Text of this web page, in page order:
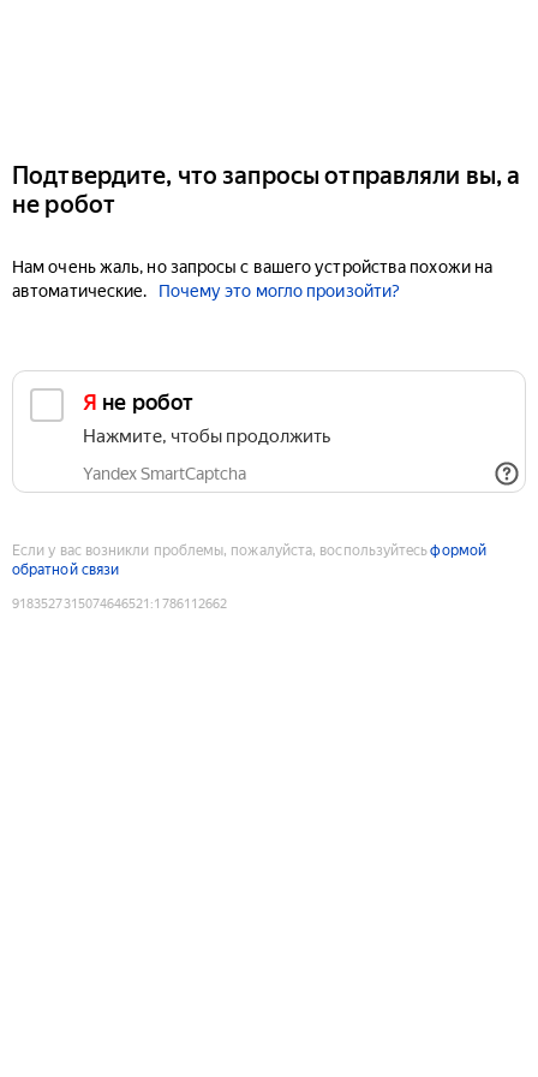
Подтвердите, что запросы отправляли вы, а
не робот
Нам очень жаль, но запросы с вашего устройства похожи на
автоматические.
Почему это могло произойти?
Я не робот
Нажмите, чтобы продолжить
Yandex SmartCaptcha
Если у вас возникли проблемы, пожалуйста, воспользуйтесьформой
обратной связи
9183527315074646521 :1786112662